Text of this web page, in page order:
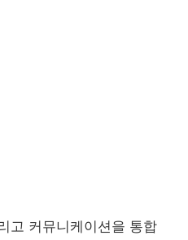
고 커뮤니케이션을 통합